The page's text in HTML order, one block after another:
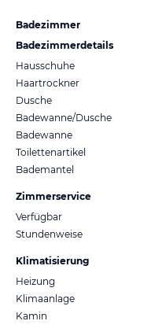
Badezimmer
Badezimmerdetails
Hausschuhe
Haartrockner
Dusche
Badewanne/Dusche
Badewanne
Toilettenartikel
Bademantel
Zimmerservice
Verfügbar
Stundenweise
Klimatisierung
Heizung
Klimaanlage
Kamin